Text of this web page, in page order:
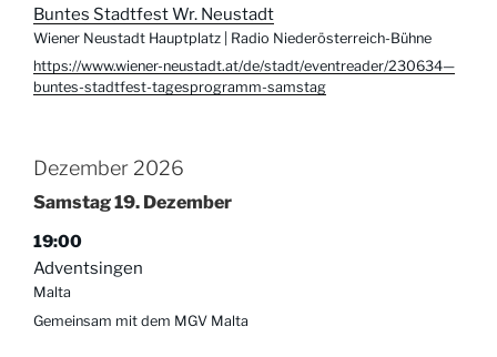
Buntes Stadtfest Wr. Neustadt
Wiener Neustadt Hauptplatz | Radio Niederösterreich-Bühne
https://www.wiener-neustadt.at/de/stadt/eventreader/230634—
buntes-stadtfest-tagesprogramm-samstag
Dezember 2026
Samstag19. Dezember
19:00
Adventsingen
Malta
Gemeinsam mit dem MGV Malta